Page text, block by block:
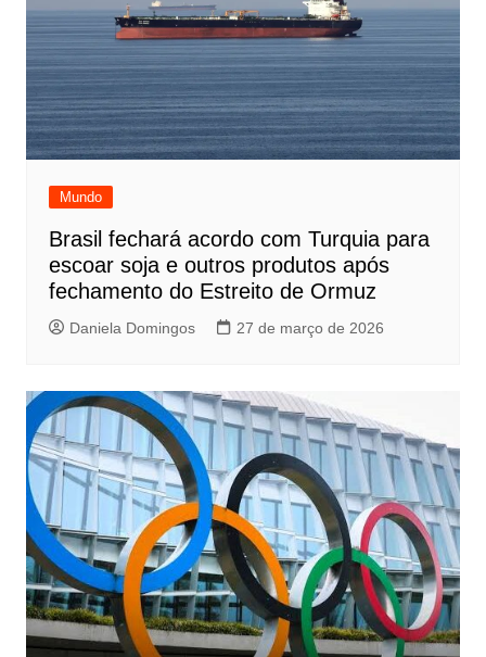
Mundo
Brasil fechará acordo com Turquia para
escoar soja e outros produtos após
fechamento do Estreito de Ormuz
Daniela Domingos 27 de março de 2026